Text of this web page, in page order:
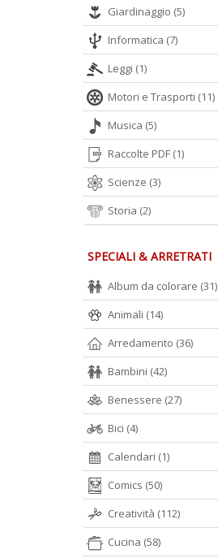
Giardinaggio (5)
Informatica (7)
Leggi (1)
Motori e Trasporti (11)
Musica (5)
Raccolte PDF (1)
Scienze (3)
Storia (2)
SPECIALI & ARRETRATI
Album da colorare (31)
Animali (14)
Arredamento (36)
Bambini (42)
Benessere (27)
Bici (4)
Calendari (1)
Comics (50)
Creatività (112)
Cucina (58)